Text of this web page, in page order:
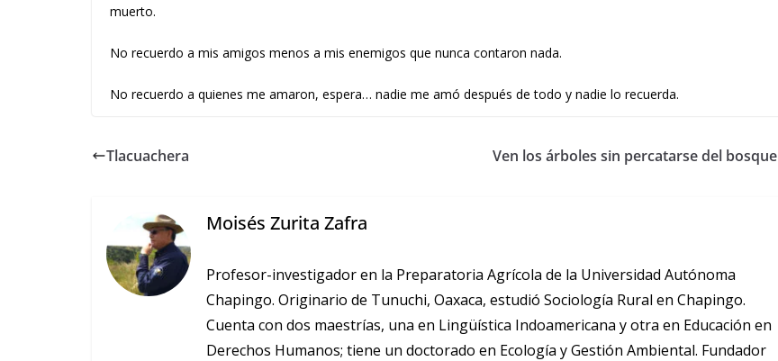
muerto.
No recuerdo a mis amigos menos a mis enemigos que nunca contaron nada.
No recuerdo a quienes me amaron, espera… nadie me amó después de todo y nadie lo recuerda.
Tlacuachera Ven los árboles sin percatarse del bosque
Moisés Zurita Zafra
Profesor-investigador en la Preparatoria Agrícola de la Universidad Autónoma
Chapingo. Originario de Tunuchi, Oaxaca, estudió Sociología Rural en Chapingo.
Cuenta con dos maestrías, una en Lingüística Indoamericana y otra en Educación en
Derechos Humanos; tiene un doctorado en Ecología y Gestión Ambiental. Fundador